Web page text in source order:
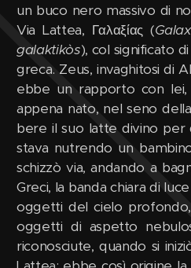
un buco nero massivo di
Via Lattea, Γαλαξίας (
galaktikòs), col significato
greca. Zeus, invaghitosi di
ebbe un rapporto con lei,
appena nato, nel seno
bere il suo latte divino per
stava nutrendo un
schizzò via, andando a
Greci, la banda chiara di
oggetti del cielo
oggetti di aspetto
riconosciute, quando si